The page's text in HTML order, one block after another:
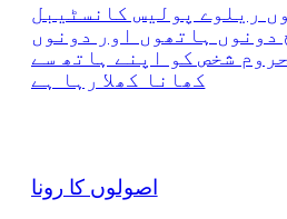
ریلوے پولیس کانسٹیبل
دونوں ہاتھوں اور دونوں
شخص کو اپنے ہاتھ سے
کھانا کھلا رہا ہے
اصولوں کا رونا